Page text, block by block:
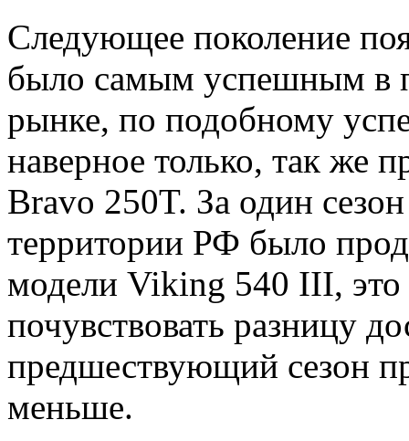
Следующее поколение
было самым успешным в
рынке, по подобному
наверное только, так же
Bravo 250T. За один
территории РФ было
модели Viking 540 III,
почувствовать разницу
предшествующий сезон
меньше.